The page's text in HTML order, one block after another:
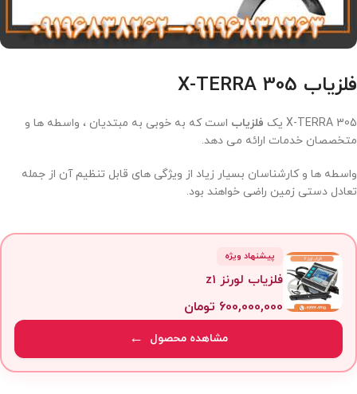
فلزیاب X-TERRA 305
X-TERRA 305 یک فلزیاب است که به خوبی به مبتدیان ، واسطه ها و
متخصصان خدمات ارائه می دهد.
واسطه ها و کارشناسان بسیار زیاد از ویژگی های قابل تنظیم آن از جمله
تعادل دستی زمین راضی خواهند بود.
پیشنهاد ویژه
فلزیاب لورنز z1
600,000,000 تومان
مشاهده محصول